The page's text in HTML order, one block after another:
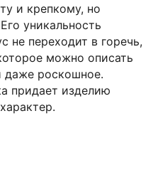
и крепкому, но
уникальность
не переходит в горечь,
можно описать
даже роскошное.
придает изделию